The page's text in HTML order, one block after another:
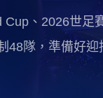
Cup、2026世
48隊，準備好